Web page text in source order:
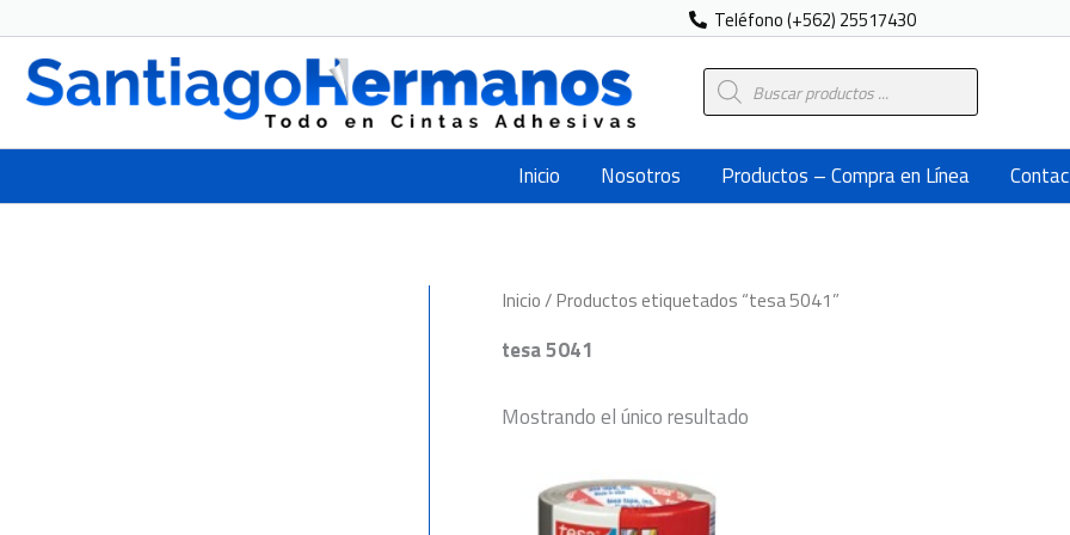
contenido
Teléfono (+562) 25517430
Búsqueda
de
Inicio Nosotros Productos – Compra en Línea
Inicio/ Productos etiquetados “tesa 5041”
tesa 5041
Mostrando el único resultado